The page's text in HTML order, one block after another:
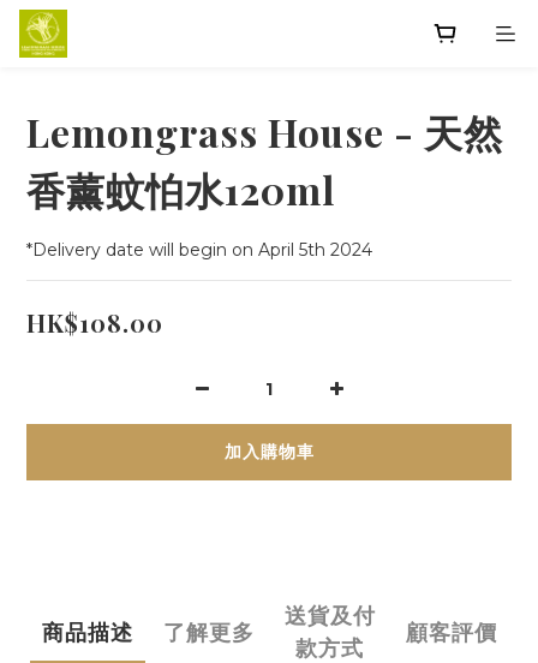
Lemongrass House - 天然
香薰蚊怕水120ml
*Delivery date will begin on April 5th 2024
HK$108.00
加入購物車
商品描述 了解更多
送貨及付
款方式
顧客評價